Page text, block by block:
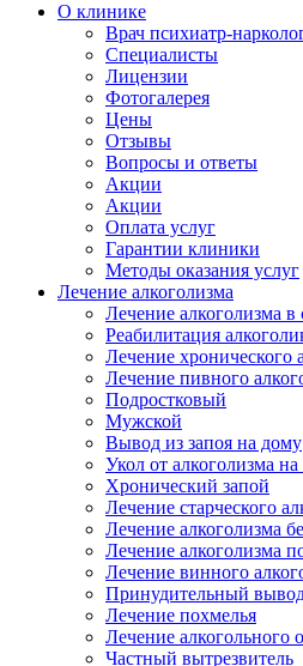
О клинике
Врач психиатр-
Специалисты
Лицензии
Фотогалерея
Цены
Отзывы
Вопросы и ответы
Акции
Акции
Оплата услуг
Гарантии клиники
Методы оказания услуг
Лечение алкоголизма
Лечение алкоголизма в
Реабилитация
Лечение хронического
Лечение пивного
Подростковый
Мужской
Вывод из запоя на дому
Укол от алкоголизма на
Хронический запой
Лечение старческого
Лечение алкоголизма
Лечение алкоголизма
Лечение винного
Принудительный
Лечение похмелья
Лечение алкогольного
Частный вытрезвитель